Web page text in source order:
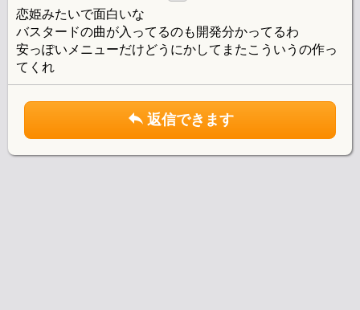
恋姫みたいで面白いな
バスタードの曲が入ってるのも開発分かってるわ
安っぽいメニューだけどうにかしてまたこういうの作っ
てくれ
返信できます